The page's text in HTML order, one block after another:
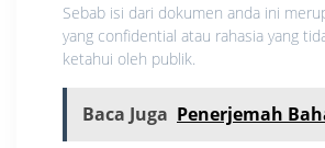
Sebab isi dari dokumen anda ini
yang confidential atau rahasia yang
ketahui oleh publik.
Baca Juga Penerjemah